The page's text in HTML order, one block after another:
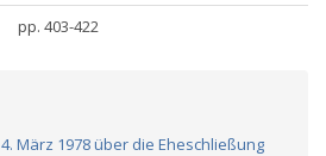
pp. 403-422
März 1978 über die Eheschließung